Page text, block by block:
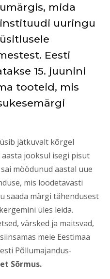
mida
uuringu
Eesti
15. juunini
tooteid, mis
jätkuvalt kõrgel
jooksul isegi pisut
möödunud aastal uue
mis loodetavasti
saada märgi tähendusest
üles leida.
värsked ja maitsvad,
meie Eestimaa
Põllumajandus-
Sõrmus.